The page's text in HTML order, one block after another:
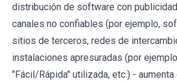
distribución de software con
canales no confiables (por ejemplo,
sitios de terceros, redes de
instalaciones apresuradas (por
"Fácil/Rápida" utilizada, etc.) -